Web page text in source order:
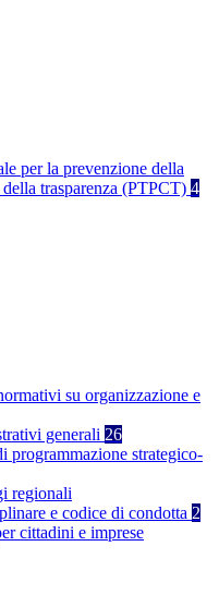
per la prevenzione della
trasparenza (PTPCT) 4
su organizzazione e
generali 26
programmazione strategico-
regionali
e codice di condotta 2
cittadini e imprese